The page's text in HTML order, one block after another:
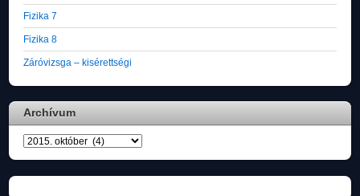
Fizika 7
Fizika 8
Záróvizsga – kisérettségi
Archívum
Archívum